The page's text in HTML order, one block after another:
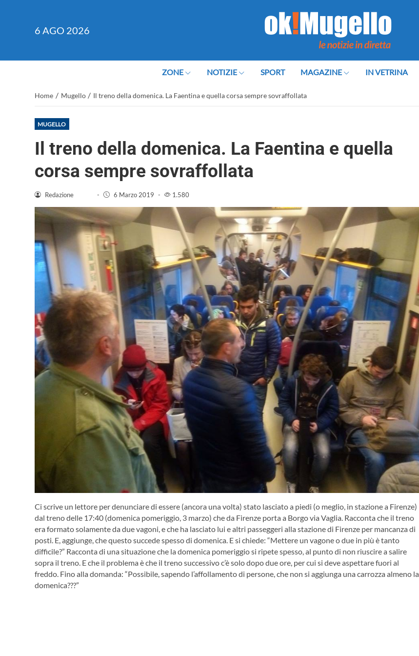
6 AGO 2026
ZONE NOTIZIE SPORT MAGAZINE IN VETRINA
Home / Mugello / Il treno della domenica. La Faentina e quella corsa sempre sovraffollata
MUGELLO
Il treno della domenica. La Faentina e quella
corsa sempre sovraffollata
Redazione - 6 Marzo 2019 - 1.580
Ci scrive un lettore per denunciare di essere (ancora una volta) stato lasciato a piedi (o meglio, in stazione a Firenze)
dal treno delle 17:40 (domenica pomeriggio, 3 marzo) che da Firenze porta a Borgo via Vaglia. Racconta che il treno
era formato solamente da due vagoni, e che ha lasciato lui e altri passeggeri alla stazione di Firenze per mancanza di
posti. E, aggiunge, che questo succede spesso di domenica. E si chiede: “Mettere un vagone o due in più è tanto
difficile?” Racconta di una situazione che la domenica pomeriggio si ripete spesso, al punto di non riuscire a salire
sopra il treno. E che il problema è che il treno successivo c’è solo dopo due ore, per cui si deve aspettare fuori al
freddo. Fino alla domanda: “Possibile, sapendo l’affollamento di persone, che non si aggiunga una carrozza almeno la
domenica???”